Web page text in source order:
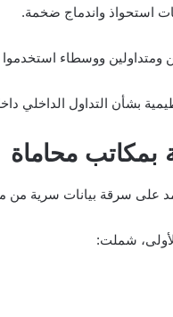
استحواذ واندماج ضخمة.
ووسطاء
بشأن التداول الداخلي
بمكاتب محاماة
على سرقة بيانات سرية